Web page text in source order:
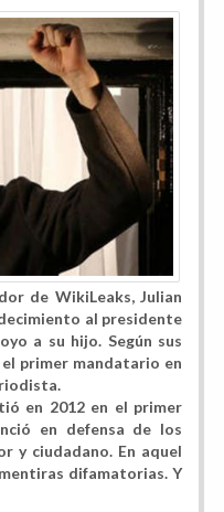
de WikiLeaks, Julian
al presidente
a su hijo. Según sus
primer mandatario en
en 2012 en el primer
en defensa de los
y ciudadano. En aquel
difamatorias. Y